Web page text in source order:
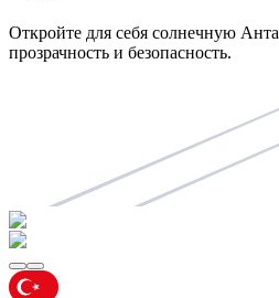
Откройте для себя солнечную
прозрачность и безопасность.